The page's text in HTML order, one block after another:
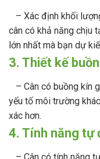
– Xác định khối
cân có khả năng chịu
lớn nhất mà bạn dự
3. Thiết kế
– Cân có buồng kín
yếu tố môi trường
xác hơn.
4. Tính năng tự